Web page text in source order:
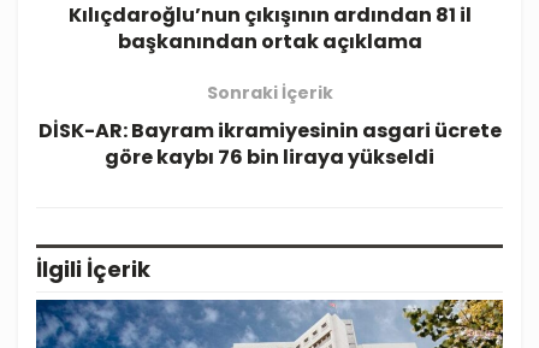
Kılıçdaroğlu’nun çıkışının ardından 81 il
başkanından ortak açıklama
Sonraki İçerik
DİSK-AR: Bayram ikramiyesinin asgari ücrete
göre kaybı 76 bin liraya yükseldi
İlgili İçerik